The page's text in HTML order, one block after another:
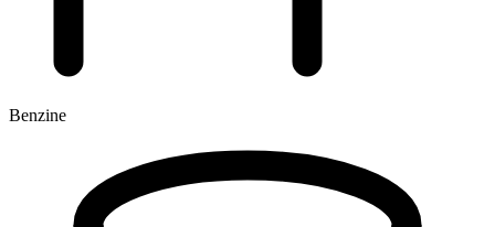
Benzine